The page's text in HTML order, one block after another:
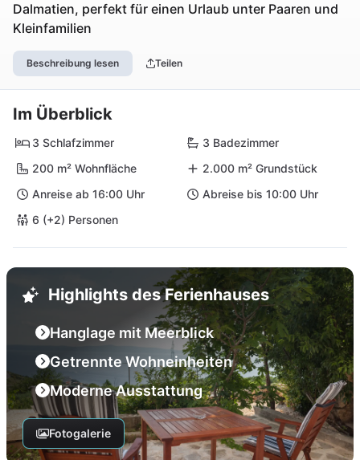
Dalmatien, perfekt für einen Urlaub unter Paaren und
Kleinfamilien
Beschreibung lesen Teilen
Im Überblick
3 Schlafzimmer
3 Badezimmer
200 m² Wohnfläche
2.000 m² Grundstück
Anreise ab 16:00 Uhr
Abreise bis 10:00 Uhr
6 (+2) Personen
Highlights des Ferienhauses
Hanglage mit Meerblick
Getrennte Wohneinheiten
Moderne Ausstattung
Fotogalerie